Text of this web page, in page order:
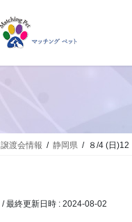
譲渡会情報 静岡県 ８/4 (日
/ 最終更新日時 : 2024-08-02